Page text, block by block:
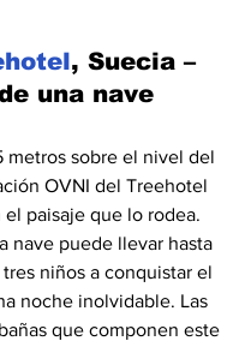
, Suecia –
una nave
metros sobre el nivel del
OVNI del Treehotel
el paisaje que lo rodea.
nave puede llevar hasta
niños a conquistar el
noche inolvidable. Las
que componen este